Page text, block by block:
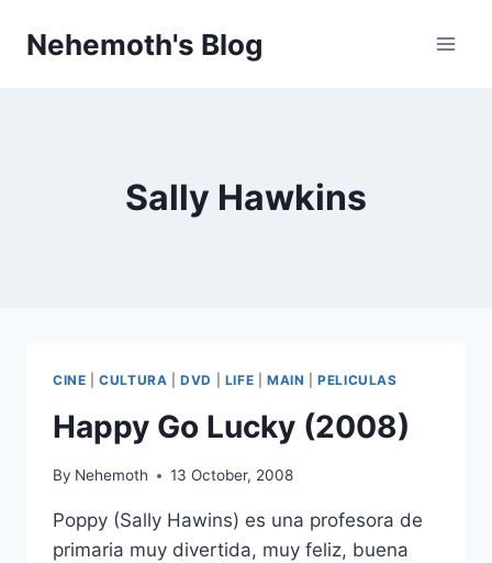
Nehemoth's Blog
Sally Hawkins
CINE |CULTURA |DVD LIFE MAIN |PELICULAS
Happy Go Lucky (2008)
By Nehemoth 13 October, 2008
Poppy (Sally Hawins) es una profesora de
primaria muy divertida, muy feliz, buena